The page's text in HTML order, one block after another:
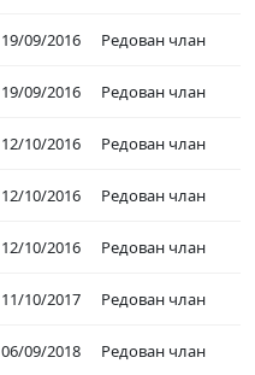
19/09/2016 Редован члан
19/09/2016 Редован члан
12/10/2016 Редован члан
12/10/2016 Редован члан
12/10/2016 Редован члан
11/10/2017 Редован члан
06/09/2018 Редован члан